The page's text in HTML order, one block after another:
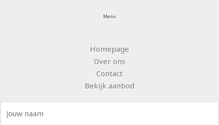
Menu
Homepage
Over ons
Contact
Bekijk aanbod